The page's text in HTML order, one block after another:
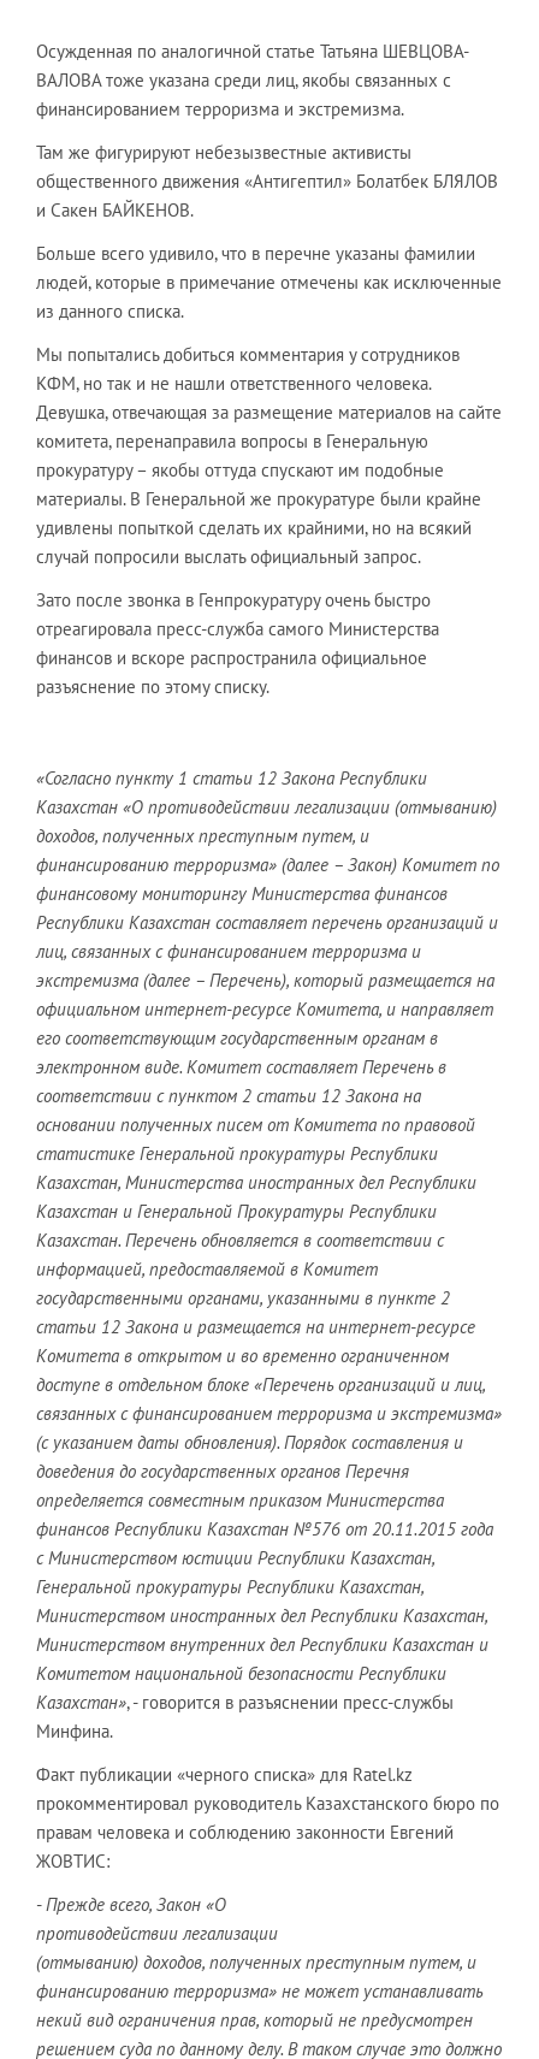
Осужденная по аналогичной статье Татьяна ШЕВЦОВА-
ВАЛОВА тоже указана среди лиц, якобы связанных с
финансированием терроризма и экстремизма.
Там же фигурируют небезызвестные активисты
общественного движения «Антигептил» Болатбек БЛЯЛОВ
и Сакен БАЙКЕНОВ.
Больше всего удивило, что в перечне указаны фамилии
людей, которые в примечание отмечены как исключенные
из данного списка.
Мы попытались добиться комментария у сотрудников
КФМ, но так и не нашли ответственного человека.
Девушка, отвечающая за размещение материалов на сайте
комитета, перенаправила вопросы в Генеральную
прокуратуру – якобы оттуда спускают им подобные
материалы. В Генеральной же прокуратуре были крайне
удивлены попыткой сделать их крайними, но на всякий
случай попросили выслать официальный запрос.
Зато после звонка в Генпрокуратуру очень быстро
отреагировала пресс-служба самого Министерства
финансов и вскоре распространила официальное
разъяснение по этому списку.
«Согласно пункту 1 статьи 12 Закона Республики
Казахстан «О противодействии легализации (отмыванию)
доходов, полученных преступным путем, и
финансированию терроризма» (далее – Закон) Комитет по
финансовому мониторингу Министерства финансов
Республики Казахстан составляет перечень организаций и
лиц, связанных с финансированием терроризма и
экстремизма (далее – Перечень), который размещается на
официальном интернет-ресурсе Комитета, и направляет
его соответствующим государственным органам в
электронном виде. Комитет составляет Перечень в
соответствии с пунктом 2 статьи 12 Закона на
основании полученных писем от Комитета по правовой
статистике Генеральной прокуратуры Республики
Казахстан, Министерства иностранных дел Республики
Казахстан и Генеральной Прокуратуры Республики
Казахстан. Перечень обновляется в соответствии с
информацией, предоставляемой в Комитет
государственными органами, указанными в пункте 2
статьи 12 Закона и размещается на интернет-ресурсе
Комитета в открытом и во временно ограниченном
доступе в отдельном блоке «Перечень организаций и лиц,
связанных с финансированием терроризма и экстремизма»
(с указанием даты обновления). Порядок составления и
доведения до государственных органов Перечня
определяется совместным приказом Министерства
финансов Республики Казахстан №576 от 20.11.2015 года
с Министерством юстиции Республики Казахстан,
Генеральной прокуратуры Республики Казахстан,
Министерством иностранных дел Республики Казахстан,
Министерством внутренних дел Республики Казахстан и
Комитетом национальной безопасности Республики
Казахстан», - говорится в разъяснении пресс-службы
Минфина.
Факт публикации «черного списка» для Ratel.kz
прокомментировал руководитель Казахстанского бюро по
правам человека и соблюдению законности Евгений
ЖОВТИС:
- Прежде всего, Закон «О
противодействии легализации
(отмыванию) доходов, полученных преступным путем, и
финансированию терроризма» не может устанавливать
некий вид ограничения прав, который не предусмотрен
решением суда по данному делу. В таком случае это должно